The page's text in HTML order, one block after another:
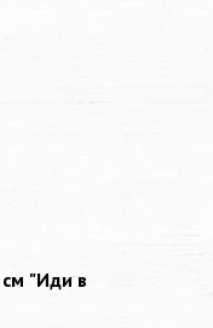
"Иди в